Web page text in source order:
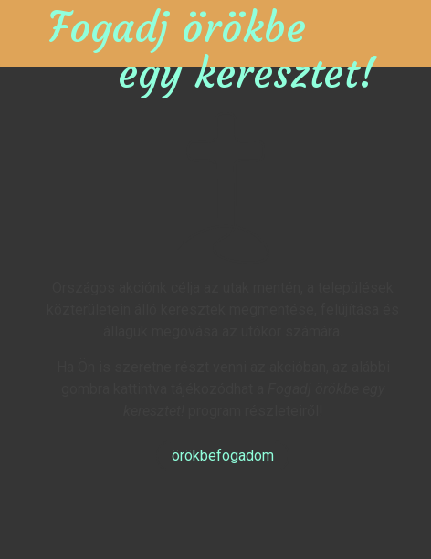
Fogadj örökbe
egy keresztet!
örökbefogadom